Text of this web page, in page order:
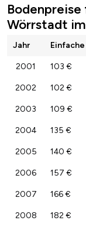
Wörrstadt
Jahr
2001 103 €
2002 102 €
2003 109 €
2004 135 €
2005 140 €
2006 157 €
2007 166 €
2008 182 €